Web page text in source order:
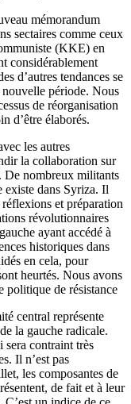
mémorandum
sectaires comme ceux
(KKE) en
considérablement
d’autres tendances se
nouvelle période. Nous
de réorganisation
d’être élaborés.
les autres
la collaboration sur
De nombreux militants
existe dans Syriza. Il
et préparation
révolutionnaires
ayant accédé à
historiques dans
en cela, pour
heurtés. Nous avons
politique de résistance
central représente
la gauche radicale.
sera contraint très
Il n’est pas
les composantes de
de fait et à leur